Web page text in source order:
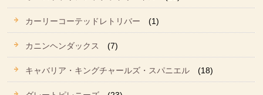
カーリーコーテッドレトリバー (1)
カニンヘンダックス (7)
キャバリア・キングチャールズ・スパニエル (18)